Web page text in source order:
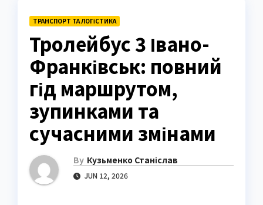
ТРАНСПОРТ ТА ЛОГІСТИКА
Тролейбус 3 Івано-
Франківськ: повний
гід маршрутом,
зупинками та
сучасними змінами
By Кузьменко Станіслав
JUN 12, 2026